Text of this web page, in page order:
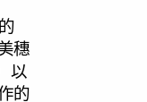
穗
以
的